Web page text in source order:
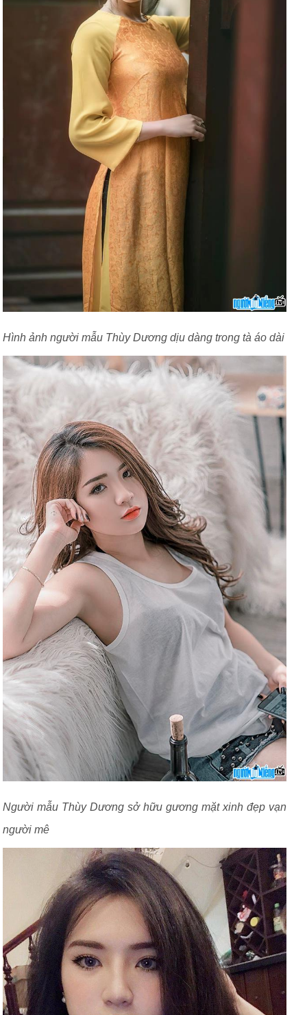
Hình ảnh người mẫu Thùy Dương dịu dàng trong tà áo dài
Người mẫu Thùy Dương sở hữu gương mặt xinh đẹp vạn
người mê